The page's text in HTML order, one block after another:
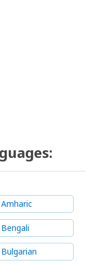
Amharic
Bengali
Bulgarian